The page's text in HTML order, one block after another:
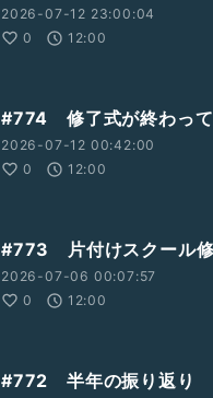
2026-07-12 23:00:04
0
12:00
#774 修了式が終わって
2026-07-12 00:42:00
0
12:00
#773 片付けスクール
2026-07-06 00:07:57
0
12:00
#772 半年の振り返り